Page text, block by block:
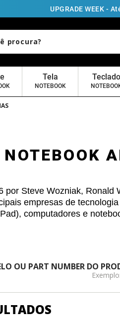
UPGRADE WEEK -
Tela
NOTEBOOK
Teclado
NOTEBOOK
por Steve Wozniak,
empresas de
computadores e
OU PART NUMBER DO